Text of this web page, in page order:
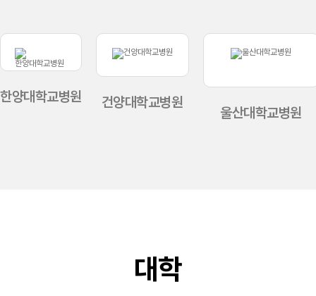
한양대학교병원 건양대학교병원
울산대학교병원
대학